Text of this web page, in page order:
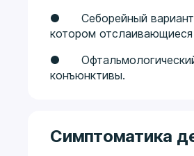
● Себорейный вариант
котором
● Офтальмологический
конъюнктивы.
Симптоматика